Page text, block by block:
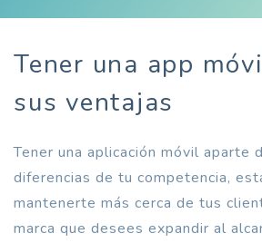
Tener una app
sus ventajas
Tener una aplicación móvil aparte
diferencias de tu competencia,
mantenerte más cerca de tus
marca que desees expandir al